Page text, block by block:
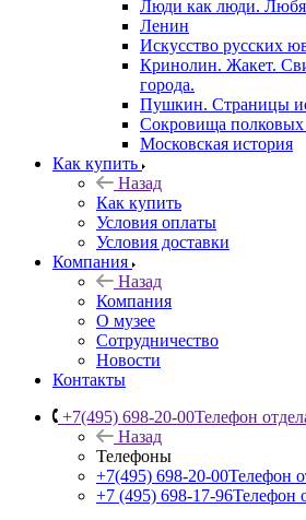
Люди как люди.
Ленин
Искусство русских
Кринолин. Жакет.
города.
Пушкин. Страницы
Сокровища полковых
Московская история
Как купить
Назад
Как купить
Условия оплаты
Условия доставки
Компания
Назад
Компания
О музее
Сотрудничество
Новости
Контакты
+7(495) 698-20-00Телефон
Назад
Телефоны
+7(495) 698-20-00Телефон
+7 (495) 698-17-96Телефон